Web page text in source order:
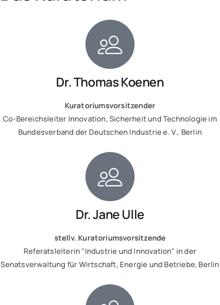
Dr. Thomas Koenen
Kuratoriumsvorsitzender
Co-Bereichsleiter Innovation, Sicherheit und Technologie im
Bundesverband der Deutschen Industrie e. V., Berlin
Dr. Jane Ulle
stellv. Kuratoriumsvorsitzende
Referatsleiterin "Industrie und Innovation" in der
Senatsverwaltung für Wirtschaft, Energie und Betriebe, Berlin